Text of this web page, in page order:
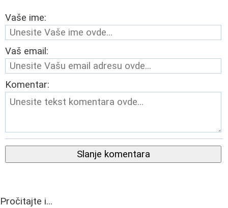
Vaše ime:
Vaš email:
Komentar:
Slanje komentara
Pročitajte i...